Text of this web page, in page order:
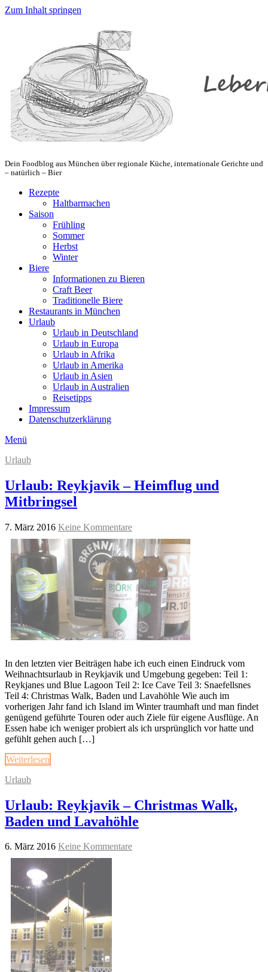
Zum Inhalt springen
Dein Foodblog aus München über regionale Küche, internationale Gerichte und
– natürlich – Bier
Rezepte
Haltbarmachen
Saison
Frühling
Sommer
Herbst
Winter
Biere
Informationen zu Bieren
Craft Beer
Traditionelle Biere
Restaurants in München
Urlaub
Urlaub in Deutschland
Urlaub in Europa
Urlaub in Afrika
Urlaub in Amerika
Urlaub in Asien
Urlaub in Australien
Reisetipps
Impressum
Datenschutzerklärung
Menü
Urlaub
Urlaub: Reykjavik – Heimflug und
Mitbringsel
7. März 2016 Keine Kommentare
In den letzten vier Beiträgen habe ich euch einen Eindruck vom
Weihnachtsurlaub in Reykjavik und Umgebung gegeben: Teil 1:
Reykjanes und Blue Lagoon Teil 2: Ice Cave Teil 3: Snaefellsnes
Teil 4: Christmas Walk, Baden und Lavahöhle Wie auch im
vorherigen Jahr fand ich Island im Winter traumhaft und man findet
genügend geführte Touren oder auch Ziele für eigene Ausflüge. An
Essen habe ich weniger probiert als ich ursprünglich vor hatte und
gefühlt gehen auch […]
Weiterlesen
Urlaub
Urlaub: Reykjavik – Christmas Walk,
Baden und Lavahöhle
6. März 2016 Keine Kommentare